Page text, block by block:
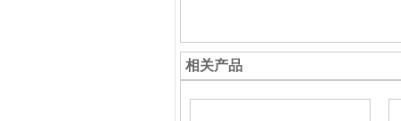
相关产品